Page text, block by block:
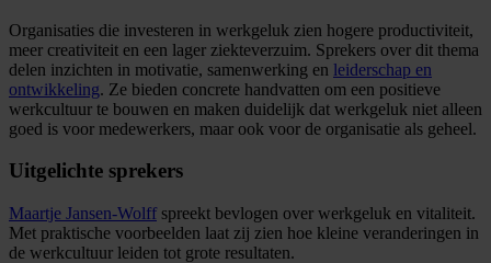
Organisaties die investeren in werkgeluk zien hogere productiviteit,
meer creativiteit en een lager ziekteverzuim. Sprekers over dit thema
delen inzichten in motivatie, samenwerking en leiderschap en
ontwikkeling. Ze bieden concrete handvatten om een positieve
werkcultuur te bouwen en maken duidelijk dat werkgeluk niet alleen
goed is voor medewerkers, maar ook voor de organisatie als geheel.
Uitgelichte sprekers
Maartje Jansen-Wolff spreekt bevlogen over werkgeluk en vitaliteit.
Met praktische voorbeelden laat zij zien hoe kleine veranderingen in
de werkcultuur leiden tot grote resultaten.